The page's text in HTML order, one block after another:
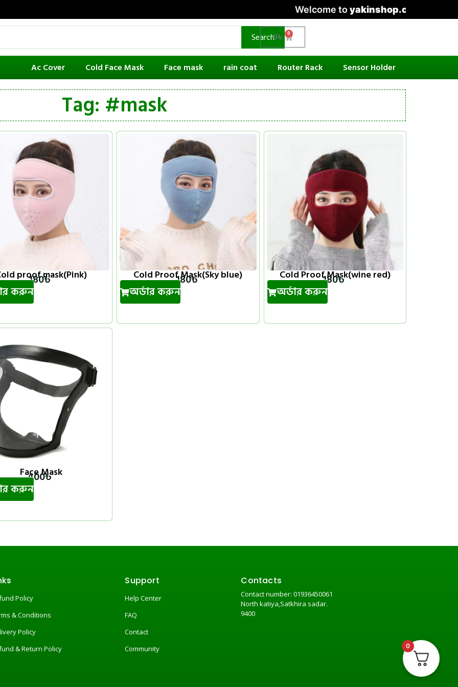
Welcome toyakinshop.com— Unmatched
Search0৳ 0
Ac Cover Cold Face Mask Face mask rain coat Router Rack Sensor Holder
Tag: #mask
proof mask(Pink)
180৳
করুন
Cold Proof Mask(Sky blue)
180৳
অর্ডার করুন
Cold Proof Mask(wine red)
180৳
অর্ডার করুন
Face Mask
400৳
করুন
Policy
& Conditions
Policy
& Return Policy
Support
Help Center
FAQ
Contact
Community
Contacts
Contact number: 01936450061
North katiya,Satkhira sadar.
9400
0